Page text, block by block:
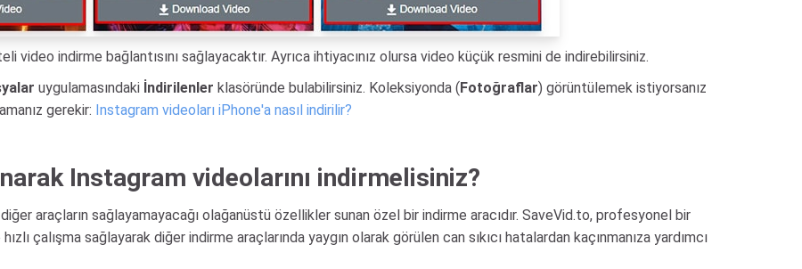
video indirme bağlantısını sağlayacaktır. Ayrıca ihtiyacınız olursa video küçük resmini de indirebilirsiniz.
uygulamasındaki İndirilenler klasöründe bulabilirsiniz. Koleksiyonda (Fotoğraflar) görüntülemek istiyorsanız
gerekir: Instagram videoları iPhone'a nasıl indirilir?
Instagram videolarını indirmelisiniz?
araçların sağlayamayacağı olağanüstü özellikler sunan özel bir indirme aracıdır. SaveVid.to, profesyonel bir
çalışma sağlayarak diğer indirme araçlarında yaygın olarak görülen can sıkıcı hatalardan kaçınmanıza yardımcı